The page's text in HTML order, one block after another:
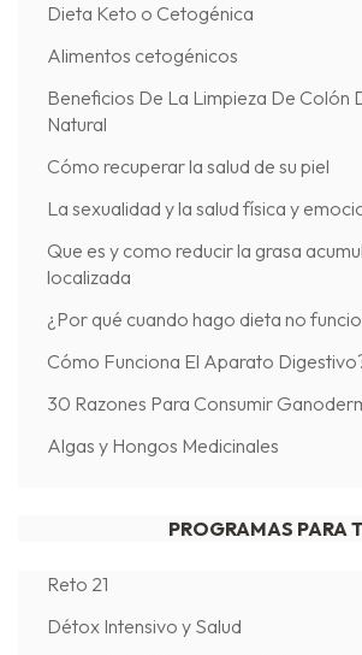
Dieta Keto o Cetogénica
Alimentos cetogénicos
Beneficios De La Limpieza De Colón
Natural
Cómo recuperar la salud de su piel
La sexualidad y la salud física y
Que es y como reducir la grasa
localizada
¿Por qué cuando hago dieta no
Cómo Funciona El Aparato
30 Razones Para Consumir
Algas y Hongos Medicinales
PROGRAMAS PARA
Reto 21
Détox Intensivo y Salud